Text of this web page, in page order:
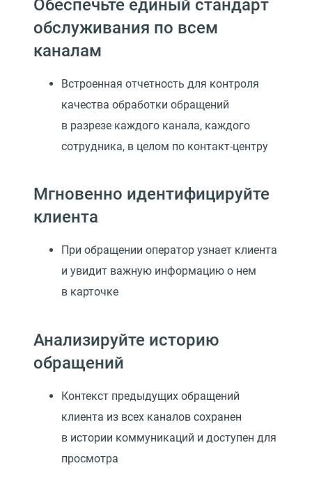
Обеспечьте единый стандарт
обслуживания по всем
каналам
Встроенная отчетность для контроля
качества обработки обращений
в разрезе каждого канала, каждого
сотрудника, в целом по контакт-центру
Мгновенно идентифицируйте
клиента
При обращении оператор узнает клиента
и увидит важную информацию о нем
в карточке
Анализируйте историю
обращений
Контекст предыдущих обращений
клиента из всех каналов сохранен
в истории коммуникаций и доступен для
просмотра